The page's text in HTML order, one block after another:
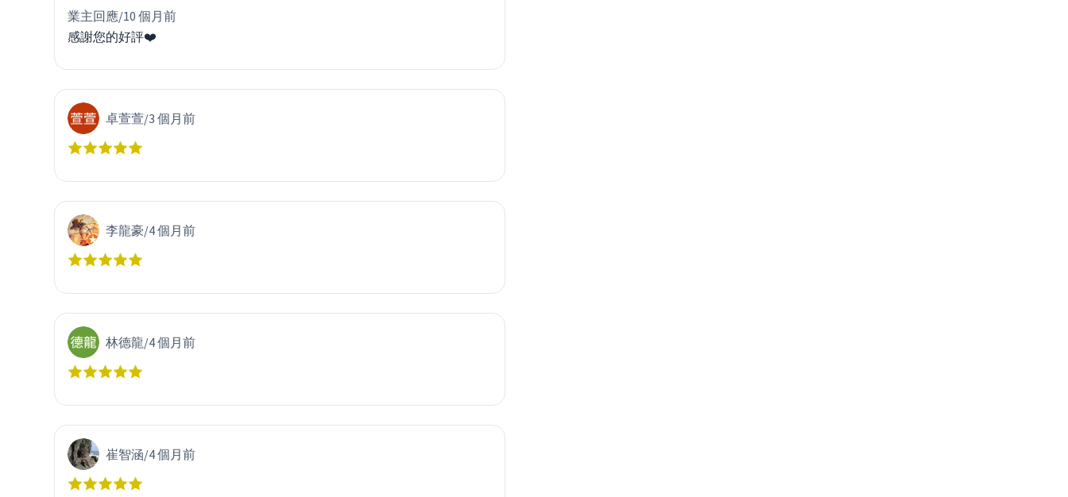
業主回應/10 個月前
感謝您的好評❤️
卓萱萱/3 個月前
李龍豪/4 個月前
林德龍/4 個月前
崔智涵/4 個月前